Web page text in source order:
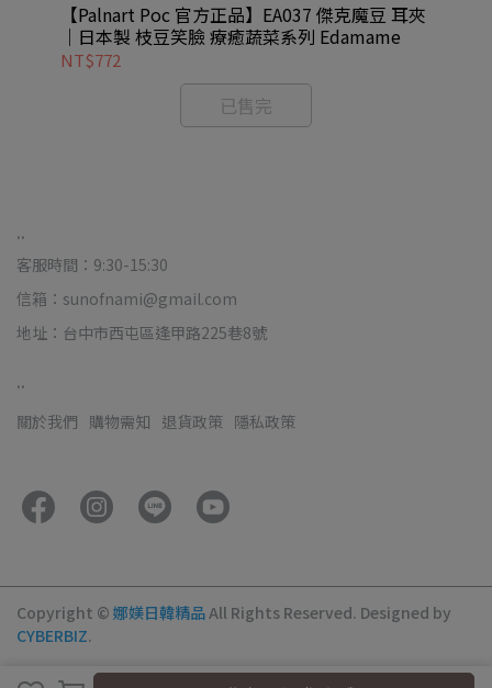
【Palnart Poc 官方正品】EA037 傑克魔豆 耳夾
｜日本製 枝豆笑臉 療癒蔬菜系列 Edamame
NT$772
已售完
..
客服時間：9:30-15:30
信箱：sunofnami@gmail.com
地址：台中市西屯區逢甲路225巷8號
..
關於我們 購物需知 退貨政策 隱私政策
Copyright © 娜媄日韓精品All Rights Reserved. Designed by
CYBERBIZ.